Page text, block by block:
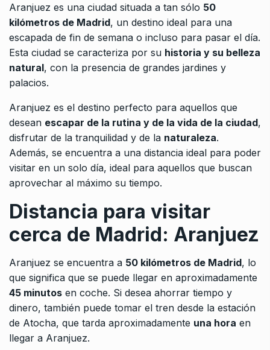
Aranjuez es una ciudad situada a tan sólo 50
kilómetros de Madrid, un destino ideal para una
escapada de fin de semana o incluso para pasar el día.
Esta ciudad se caracteriza por su historia y su belleza
natural, con la presencia de grandes jardines y
palacios.
Aranjuez es el destino perfecto para aquellos que
desean escapar de la rutina y de la vida de la ciudad,
disfrutar de la tranquilidad y de la naturaleza.
Además, se encuentra a una distancia ideal para poder
visitar en un solo día, ideal para aquellos que buscan
aprovechar al máximo su tiempo.
Distancia para visitar
cerca de Madrid: Aranjuez
Aranjuez se encuentra a 50 kilómetros de Madrid, lo
que significa que se puede llegar en aproximadamente
45 minutos en coche. Si desea ahorrar tiempo y
dinero, también puede tomar el tren desde la estación
de Atocha, que tarda aproximadamente una hora en
llegar a Aranjuez.